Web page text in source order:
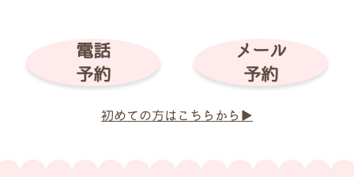
電話
予約
メール
予約
初めての方はこちらから▶